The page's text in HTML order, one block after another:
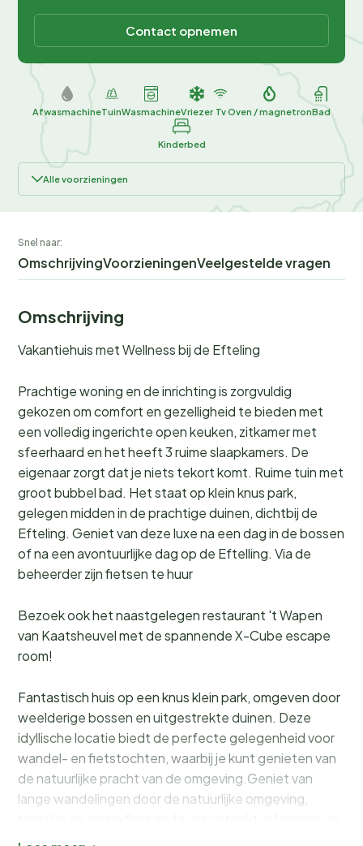
Contact opnemen
AfwasmachineTuinWasmachineVriezer TvOven / magnetronBad
Kinderbed
Alle voorzieningen
Snel naar:
OmschrijvingVoorzieningenVeelgestelde vragen
Omschrijving
Vakantiehuis met Wellness bij de Efteling
Prachtige woning en de inrichting is zorgvuldig
gekozen om comfort en gezelligheid te bieden met
een volledig ingerichte open keuken, zitkamer met
sfeerhaard en het heeft 3 ruime slaapkamers. De
eigenaar zorgt dat je niets tekort komt. Ruime tuin met
groot bubbel bad. Het staat op klein knus park,
gelegen midden in de prachtige duinen, dichtbij de
Efteling. Geniet van deze luxe na een dag in de bossen
of na een avontuurlijke dag op de Eftelling. Via de
beheerder zijn fietsen te huur
Bezoek ook het naastgelegen restaurant 't Wapen
van Kaatsheuvel met de spannende X-Cube escape
room!
Fantastisch huis op een knus klein park, omgeven door
weelderige bossen en uitgestrekte duinen. Deze
idyllische locatie biedt de perfecte gelegenheid voor
wandel- en fietstochten, waarbij je kunt genieten van
de natuurlijke pracht van de omgeving.Geniet van
lange wandelingen door de natuurlijke omgeving,
omgeving op de fiets en ontdek verborgen juweeltjes